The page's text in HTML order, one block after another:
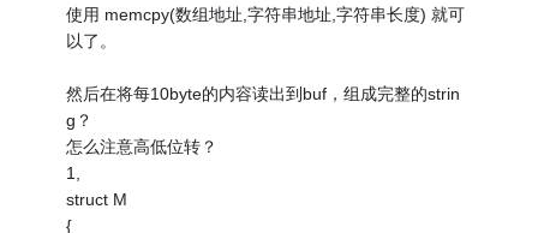
使用 memcpy(数组地址,字符串地址,字符串长度) 就可
以了。
然后在将每10byte的内容读出到buf，组成完整的strin
g？
怎么注意高低位转？
1,
struct M
{